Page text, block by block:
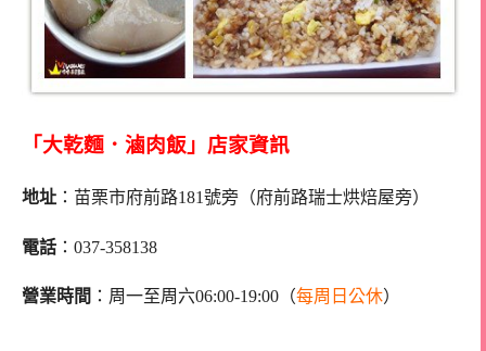
「大乾麵．滷肉飯」店家資訊
地址 ：苗栗市府前路181號旁（府前路瑞士烘焙屋旁）
電話 ：037-358138
營業時間 ：周一至周六06:00-19:00（每周日公休）